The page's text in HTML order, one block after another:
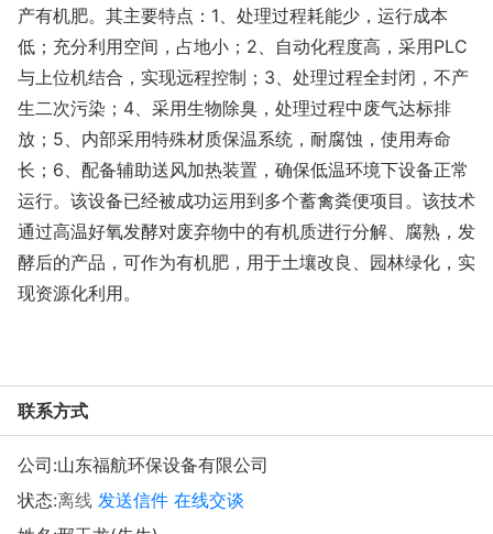
产有机肥。其主要特点：1、处理过程耗能少，运行成本
低；充分利用空间，占地小；2、自动化程度高，采用PLC
与上位机结合，实现远程控制；3、处理过程全封闭，不产
生二次污染；4、采用生物除臭，处理过程中废气达标排
放；5、内部采用特殊材质保温系统，耐腐蚀，使用寿命
长；6、配备辅助送风加热装置，确保低温环境下设备正常
运行。该设备已经被成功运用到多个蓄禽粪便项目。该技术
通过高温好氧发酵对废弃物中的有机质进行分解、腐熟，发
酵后的产品，可作为有机肥，用于土壤改良、园林绿化，实
现资源化利用。
联系方式
公司:山东福航环保设备有限公司
状态:离线 发送信件 在线交谈